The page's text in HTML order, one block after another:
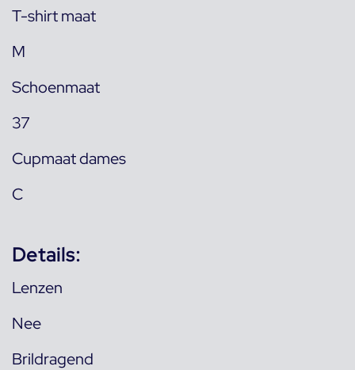
T-shirt maat
M
Schoenmaat
37
Cupmaat dames
C
Details:
Lenzen
Nee
Brildragend